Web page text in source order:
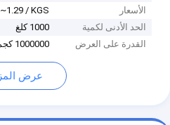
الأسعار
/ KGS
الحد الأدنى لكمية
1000 كلغ
القدرة على العرض
1000000 كجم / شهر
عرض